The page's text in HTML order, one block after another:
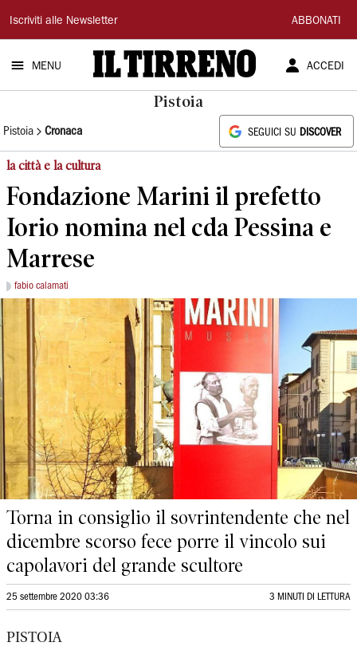
Il
Tirreno
Iscriviti alle Newsletter ABBONATI
MENU ACCEDI
Pistoia
Pistoia Cronaca SEGUICI SU DISCOVER
la città e la cultura
Fondazione Marini il prefetto
Iorio nomina nel cda Pessina e
Marrese
fabio calamati
Torna in consiglio il sovrintendente che nel
dicembre scorso fece porre il vincolo sui
capolavori del grande scultore
25 settembre 2020 03:36 3 MINUTI DI LETTURA
PISTOIA